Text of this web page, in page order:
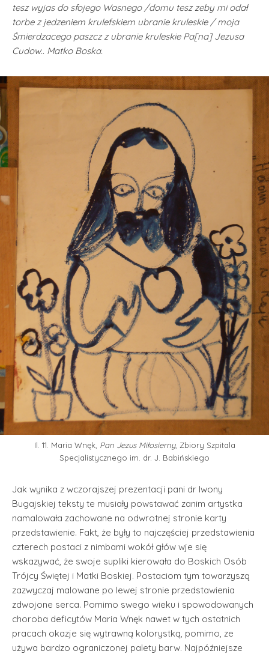
tesz wyjas do sfojego Wasnego /domu tesz zeby mi odał
torbe z jedzeniem krulefskiem ubranie kruleskie / moja
Śmierdzacego paszcz z ubranie kruleskie Pa[na] Jezusa
Cudow.. Matko Boska.
Il. 11. Maria Wnęk, Pan Jezus Miłosierny, Zbiory Szpitala
Specjalistycznego im. dr. J. Babińskiego
Jak wynika z wczorajszej prezentacji pani dr Iwony
Bugajskiej teksty te musiały powstawać zanim artystka
namalowała zachowane na odwrotnej stronie karty
przedstawienie. Fakt, że były to najczęściej przedstawienia
czterech postaci z nimbami wokół głów wje się
wskazywać, że swoje supliki kierowała do Boskich Osób
Trójcy Świętej i Matki Boskiej. Postaciom tym towarzyszą
zazwyczaj malowane po lewej stronie przedstawienia
zdwojone serca. Pomimo swego wieku i spowodowanych
choroba deficytów Maria Wnęk nawet w tych ostatnich
pracach okazje się wytrawną kolorystką, pomimo, ze
używa bardzo ograniczonej palety barw. Najpóźniejsze